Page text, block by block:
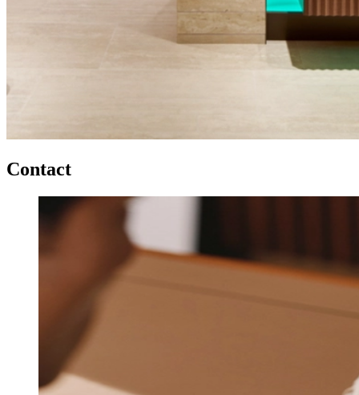
Contact